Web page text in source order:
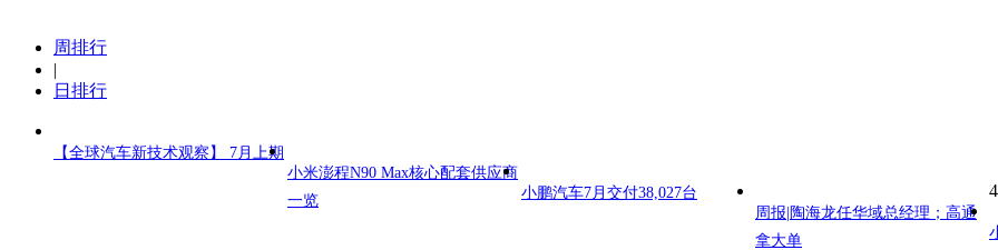
周排行
|
日排行
【全球汽车新技术观察】 7月上期
小米澎程N90 Max核心配套供应商
一览
小鹏汽车7月交付38,027台 4
周报|陶海龙任华域总经理；高通
拿大单